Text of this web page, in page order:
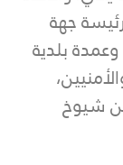
جهة
بلدية
شيوخ